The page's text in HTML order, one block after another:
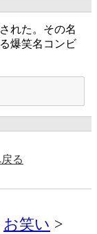
れた。その名
爆笑名コンビ
る
お笑い